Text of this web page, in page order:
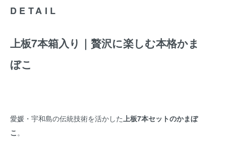
DETAIL
上板7本箱入り｜贅沢に楽しむ本格かま
ぼこ
愛媛・宇和島の伝統技術を活かした上板7本セットのかまぼ
こ。